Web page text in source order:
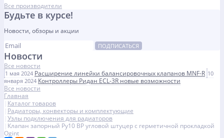
Все производители
Будьте в курсе!
Новости, обзоры и акции
ПОДПИСАТЬСЯ
Новости
Все новости
1 мая 2024 Расширение линейки балансировочных клапанов MNF-R 10
января 2024 Контроллеры Ридан ECL-3R новые возможности
Все новости
Главная
Каталог товаров
Радиаторы, конвекторы и комплектующие
Узлы подключения для радиаторов
Клапан запорный Ру10 ВР угловой штуцер с герметичной прокладкой
Ogint